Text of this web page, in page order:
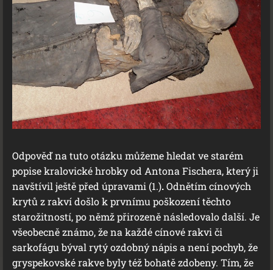
Odpověď na tuto otázku můžeme hledat ve starém
popise kralovické hrobky od Antona Fischera, který ji
navštívil ještě před úpravami (1.).Odnětím cínových
krytů z rakví došlo k prvnímu poškození těchto
starožitností, po němž přirozeně následovalo další. Je
všeobecně známo, že na každé cínové rakvi či
sarkofágu býval rytý ozdobný nápis a není pochyb, že
gryspekovské rakve byly též bohatě zdobeny. Tím, že